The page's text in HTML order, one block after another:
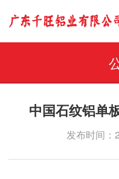
中国石纹铝单
发布时间：